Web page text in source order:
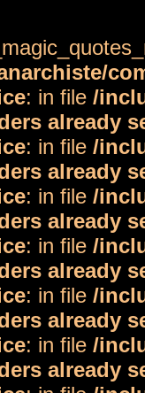
: in file /
already
: in file /
already
: in file /
already
: in file /
already
: in file /
already
: in file /
already